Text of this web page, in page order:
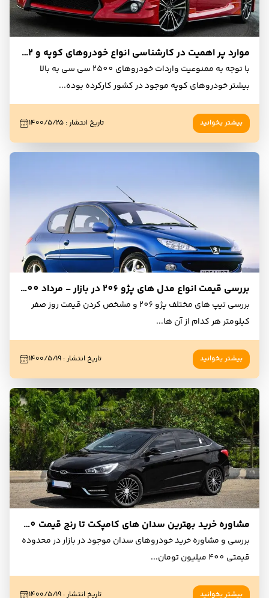
موارد پر اهمیت در کارشناسی انواع خودروهای کوپه و 2+2
با توجه به ممنوعیت واردات خودروهای 2500 سی سی به بالا
بیشتر خودروهای کوپه موجود در کشور کارکرده بوده...
بیشتر بخوانید تاریخ انتشار: ۱۴۰۰/۵/۲۵
بررسی قیمت انواع مدل های پژو 206 در بازار - مرداد 1400
بررسی تیپ های مختلف پژو 206 و مشخص کردن قیمت روز صفر
کیلومتر هر کدام از آن ها...
بیشتر بخوانید تاریخ انتشار: ۱۴۰۰/۵/۱۹
مشاوره خرید بهترین سدان های کامپکت تا رنج قیمت 400 میلیون تومان - مرداد 1400
بررسی و مشاوره خرید خودروهای سدان موجود در بازار در محدوده
قیمتی 400 میلیون تومان
...
بیشتر بخوانید تاریخ انتشار: ۱۴۰۰/۵/۱۹